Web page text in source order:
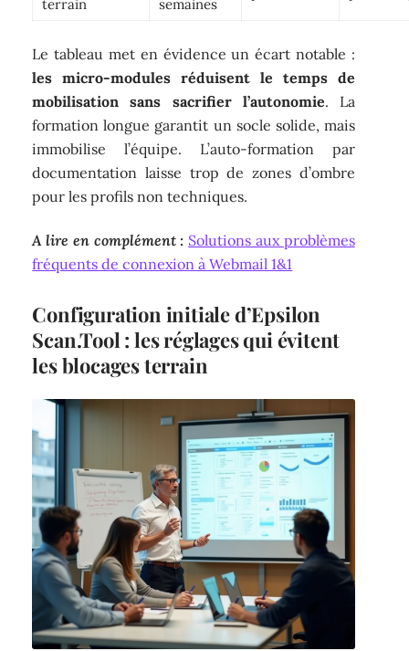
terrain semaines
Le tableau met en évidence un écart notable :
les micro-modules réduisent le temps de
mobilisation sans sacrifier l’autonomie. La
formation longue garantit un socle solide, mais
immobilise l’équipe. L’auto-formation par
documentation laisse trop de zones d’ombre
pour les profils non techniques.
A lire en complément : Solutions aux problèmes
fréquents de connexion à Webmail 1&1
Configuration initiale d’Epsilon
Scan.Tool : les réglages qui évitent
les blocages terrain